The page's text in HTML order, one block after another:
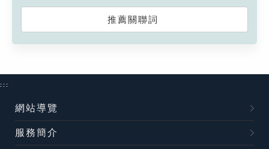
推薦關聯詞
:::
網站導覽
服務簡介